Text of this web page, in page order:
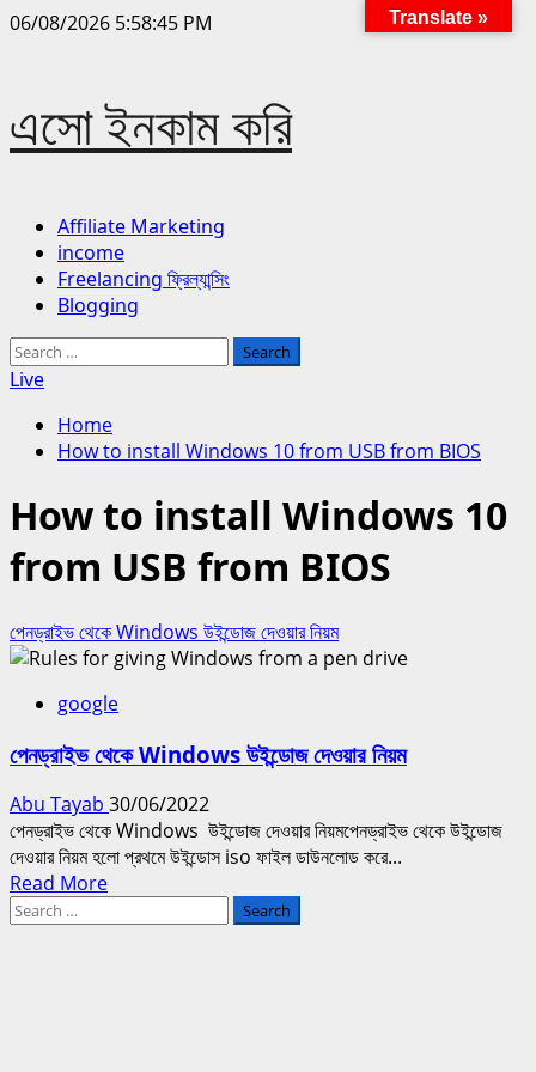
Skip
06/08/2026 5:58:46 PM
এসো ইনকাম করি
Primary
Menu
Affiliate Marketing
income
Freelancing ফ্রিল্যান্সিং
Blogging
Search
for:
Live
Home
How to install Windows 10 from USB from BIOS
How to install Windows 10
from USB from BIOS
পেনড্রাইভ থেকে Windows উইন্ডোজ দেওয়ার নিয়ম
google
পেনড্রাইভ থেকে Windows উইন্ডোজ দেওয়ার নিয়ম
Abu Tayab 30/06/2022
পেনড্রাইভ থেকে Windows উইন্ডোজ দেওয়ার নিয়মপেনড্রাইভ থেকে উইন্ডোজ
দেওয়ার নিয়ম হলো প্রথমে উইন্ডোস iso ফাইল ডাউনলোড করে...
Read MoreRead
Search
Translate »